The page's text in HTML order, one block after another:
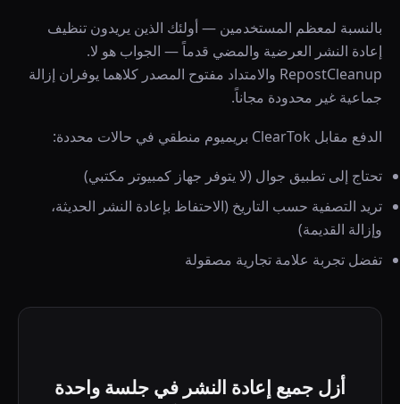
بالنسبة لمعظم المستخدمين — أولئك الذين يريدون تنظيف
إعادة النشر العرضية والمضي قدماً — الجواب هو لا.
RepostCleanup والامتداد مفتوح المصدر كلاهما يوفران إزالة
جماعية غير محدودة مجاناً.
الدفع مقابل ClearTok بريميوم منطقي في حالات محددة:
تحتاج إلى تطبيق جوال (لا يتوفر جهاز كمبيوتر مكتبي)
تريد التصفية حسب التاريخ (الاحتفاظ بإعادة النشر الحديثة،
وإزالة القديمة)
تفضل تجربة علامة تجارية مصقولة
أزل جميع إعادة النشر في جلسة واحدة